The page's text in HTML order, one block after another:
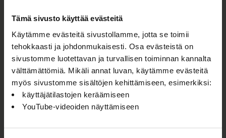
Tämä sivusto käyttää evästeitä
Käytämme evästeitä sivustollamme, jotta se toimii
tehokkaasti ja johdonmukaisesti. Osa evästeistä on
sivustomme luotettavan ja turvallisen toiminnan kannalta
välttämättömiä. Mikäli annat luvan, käytämme evästeitä
myös sivustomme sisältöjen kehittämiseen, esimerkiksi:
käyttäjätilastojen keräämiseen
YouTube-videoiden näyttämiseen